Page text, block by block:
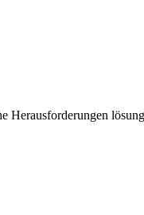
Herausforderungen